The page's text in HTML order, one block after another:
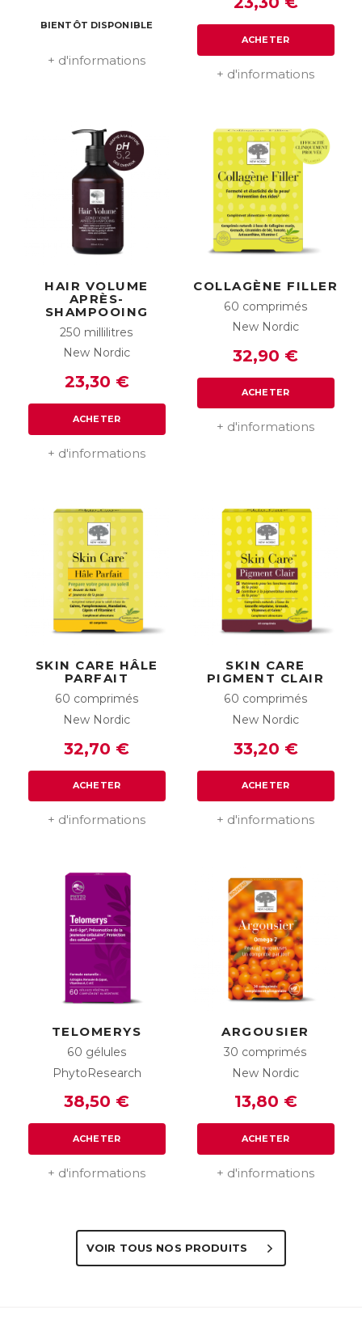
BIENTÔT DISPONIBLE
+ d'informations
ACHETER
+ d'informations
HAIR VOLUME
APRÈS-
SHAMPOOING
250 millilitres
New Nordic
23,30 €
ACHETER
+ d'informations
COLLAGÈNE FILLER
60 comprimés
New Nordic
32,90 €
ACHETER
+ d'informations
SKIN CARE HÂLE
PARFAIT
60 comprimés
New Nordic
32,70 €
ACHETER
+ d'informations
SKIN CARE
PIGMENT CLAIR
60 comprimés
New Nordic
33,20 €
ACHETER
+ d'informations
TELOMERYS
60 gélules
PhytoResearch
38,50 €
ACHETER
+ d'informations
ARGOUSIER
30 comprimés
New Nordic
13,80 €
ACHETER
+ d'informations
VOIR TOUS NOS PRODUITS